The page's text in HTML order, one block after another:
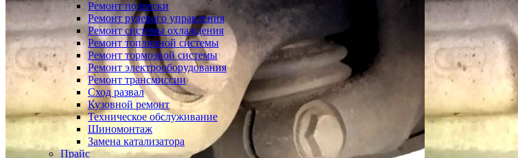
Ремонт подвески
Ремонт рулевого управления
Ремонт системы охлаждения
Ремонт топливной системы
Ремонт тормозной системы
Ремонт электрооборудования
Ремонт трансмиссии
Сход развал
Кузовной ремонт
Техническое обслуживание
Шиномонтаж
Замена катализатора
Прайс